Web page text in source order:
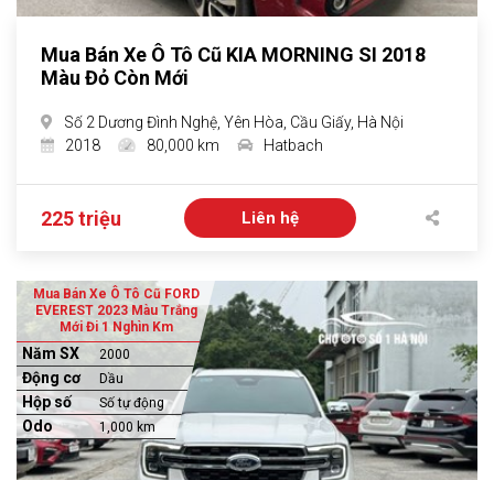
Mua Bán Xe Ô Tô Cũ KIA MORNING SI 2018
Màu Đỏ Còn Mới
Số 2 Dương Đình Nghệ, Yên Hòa, Cầu Giấy, Hà Nội
2018
80,000 km Hatbach
225 triệu Liên hệ
Mua Bán Xe Ô Tô Cũ FORD
EVEREST 2023 Màu Trắng
Mới Đi 1 Nghìn Km
Năm SX 2000
Động cơ Dầu
Hộp số Số tự động
Odo 1,000 km